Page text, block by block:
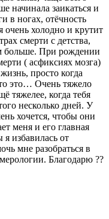
начинала заикаться и
в ногах, отёчность
очень холодно и крутит
смерти с детства,
больше. При рождении
( асфиксиях мозга)
просто когда
это… Очень тяжело
тяжелее, когда тебя
несколько дней. У
хочется, чтобы они
меня и его главная
я избавилась от
мне разобраться в
Благодарю ??